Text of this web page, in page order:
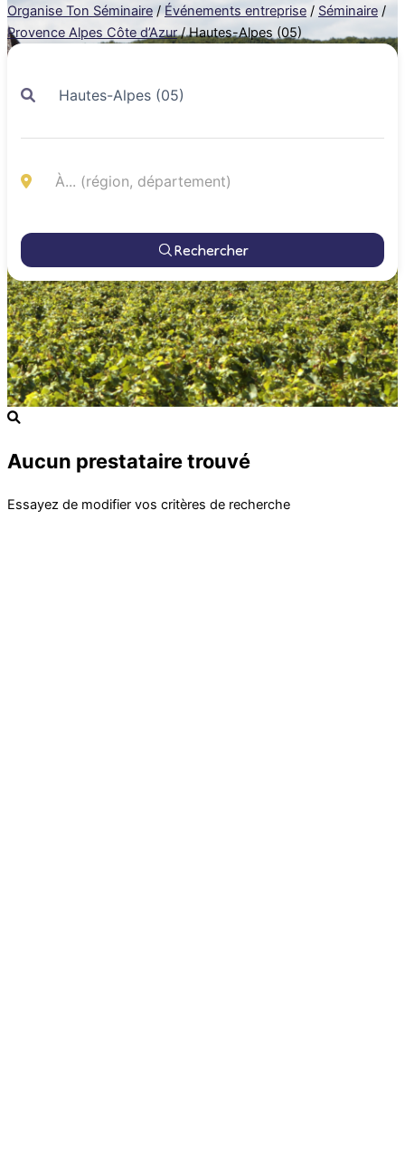
Organise Ton Séminaire / Événements entreprise / Séminaire /
Provence Alpes Côte d’Azur / Hautes-Alpes (05)
Rechercher
Aucun prestataire trouvé
Essayez de modifier vos critères de recherche